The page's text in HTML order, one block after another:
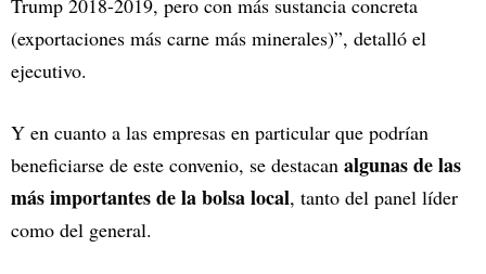
Trump 2018-2019, pero con más sustancia concreta
(exportaciones más carne más minerales)”, detalló el
ejecutivo.
Y en cuanto a las empresas en particular que podrían
beneficiarse de este convenio, se destacan algunas de las
más importantes de la bolsa local, tanto del panel líder
como del general.